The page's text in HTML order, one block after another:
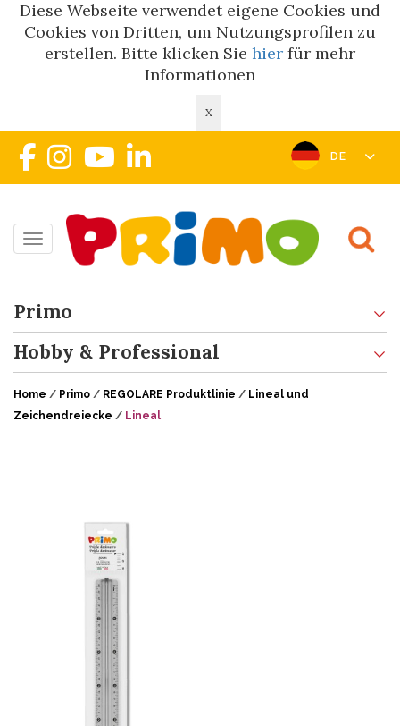
Diese Webseite verwendet eigene Cookies und
Cookies von Dritten, um Nutzungsprofilen zu
erstellen. Bitte klicken Sie hier für mehr
Informationen
X
DE
Toggle navigation
Primo
Hobby & Professional
Home / Primo / REGOLARE Produktlinie / Lineal und
Zeichendreiecke / Lineal